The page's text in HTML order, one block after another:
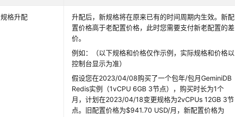
规格升配
升配后，新规格将在原来已有的时间周期内生效。新配
置价格高于老配置价格，此时您需要支付新老配置的差
价。
例如：（以下规格和价格仅作示例，实际规格和价格以
控制台显示为准）
假设您在2023/04/08购买了一个包年/包月GeminiDB
Redis实例（1vCPU 6GB 3节点），购买时长为1个
月，计划在2023/04/18变更规格为2vCPUs 12GB 3节
点。旧配置价格为$941.70 USD/月，新配置价格为